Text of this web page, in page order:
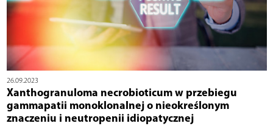
26.09.2023
Xanthogranuloma necrobioticum w przebiegu
gammapatii monoklonalnej o nieokreślonym
znaczeniu i neutropenii idiopatycznej